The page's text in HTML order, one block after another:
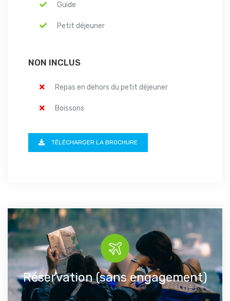
Guide
Petit déjeuner
NON INCLUS
Repas en dehors du petit déjeuner
Boissons
TÉLÉCHARGER LA BROCHURE
Réservation (sans engagement)